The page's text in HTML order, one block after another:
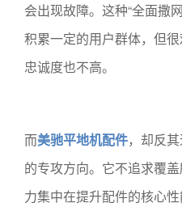
会出现故障。这种“全面撒
积累一定的用户群体，但
忠诚度也不高。
而美驰平地机配件，却反
的专攻方向。它不追求覆
力集中在提升配件的核心